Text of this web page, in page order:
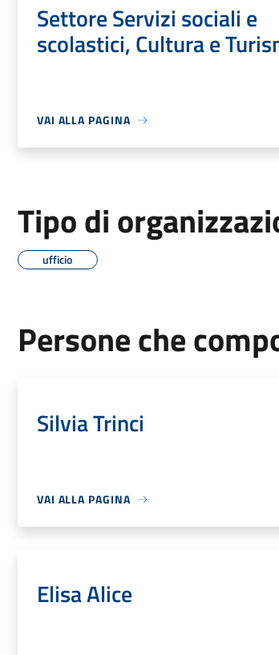
Settore Servizi sociali e
scolastici, Cultura e
VAI ALLA PAGINA
Tipo di
ufficio
Persone che
Silvia Trinci
VAI ALLA PAGINA
Elisa Alice